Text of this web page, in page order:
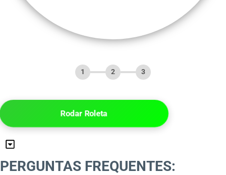
1 2 3
Rodar Roleta
PERGUNTAS FREQUENTES: